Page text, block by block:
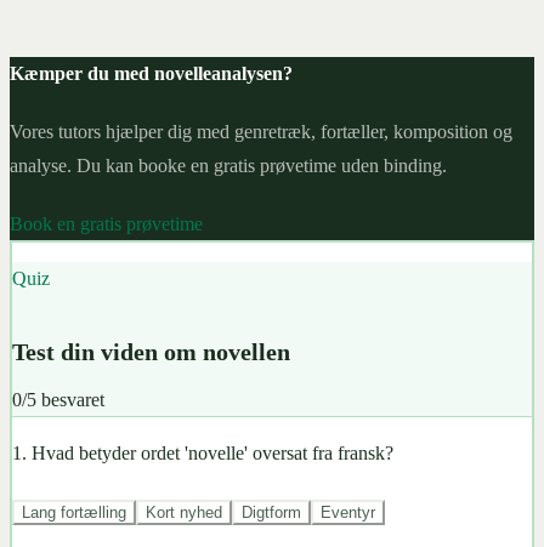
Kæmper du med novelleanalysen?
Vores tutors hjælper dig med genretræk, fortæller, komposition og
analyse. Du kan booke en gratis prøvetime uden binding.
Book en gratis prøvetime
Quiz
Test din viden om novellen
0/5 besvaret
1 . Hvad betyder ordet 'novelle' oversat fra fransk?
Lang fortælling Kort nyhed Digtform Eventyr